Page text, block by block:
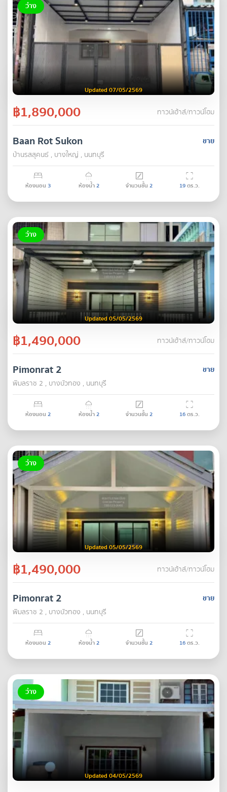
ว่าง
Updated 07/05/2569
฿1,890,000 ทาวน์เฮ้าส์/ทาวน์โฮม
ขาย
Baan Rot Sukon
บ้านรสสุคนธ์ , บางใหญ่ , นนทบุรี
ห้องนอน 3 ห้องน้ำ2 จำนวนชั้น 2 19ตร.ว.
ว่าง
Updated 05/05/2569
฿1,490,000 ทาวน์เฮ้าส์/ทาวน์โฮม
ขาย
Pimonrat 2
พิมลราช 2 , บางบัวทอง , นนทบุรี
ห้องนอน 2 ห้องน้ำ2 จำนวนชั้น 2 16ตร.ว.
ว่าง
Updated 05/05/2569
฿1,490,000 ทาวน์เฮ้าส์/ทาวน์โฮม
ขาย
Pimonrat 2
พิมลราช 2 , บางบัวทอง , นนทบุรี
ห้องนอน 2 ห้องน้ำ2 จำนวนชั้น 2 16ตร.ว.
ว่าง
Updated 04/05/2569